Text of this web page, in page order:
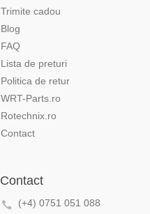
Trimite cadou
Blog
FAQ
Lista de preturi
Politica de retur
WRT-Parts.ro
Rotechnix.ro
Contact
Contact
(+4) 0751 051 088